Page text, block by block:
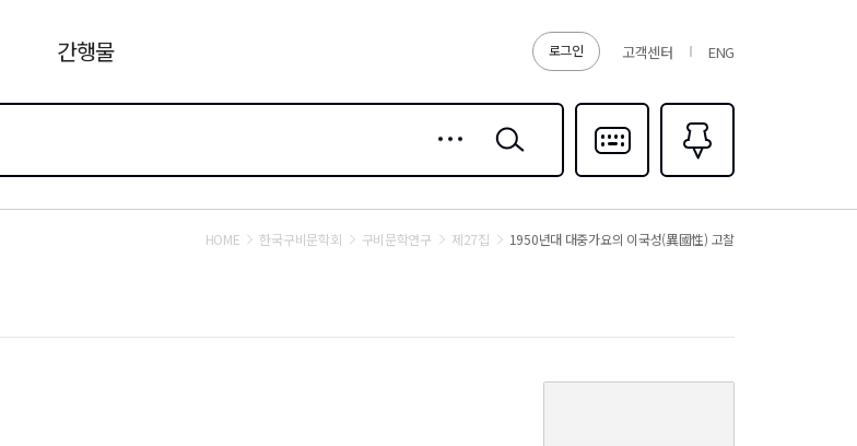
로그인 고객센터 ENG
간행물
검색
다국어입력
즐겨찾기0
HOME 한국구비문학회 구비문학연구 제27집 1950년대 대중가요의 이국성(異國性) 고찰